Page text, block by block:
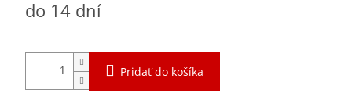
cena:
do 14 dní
Pridať do košíka